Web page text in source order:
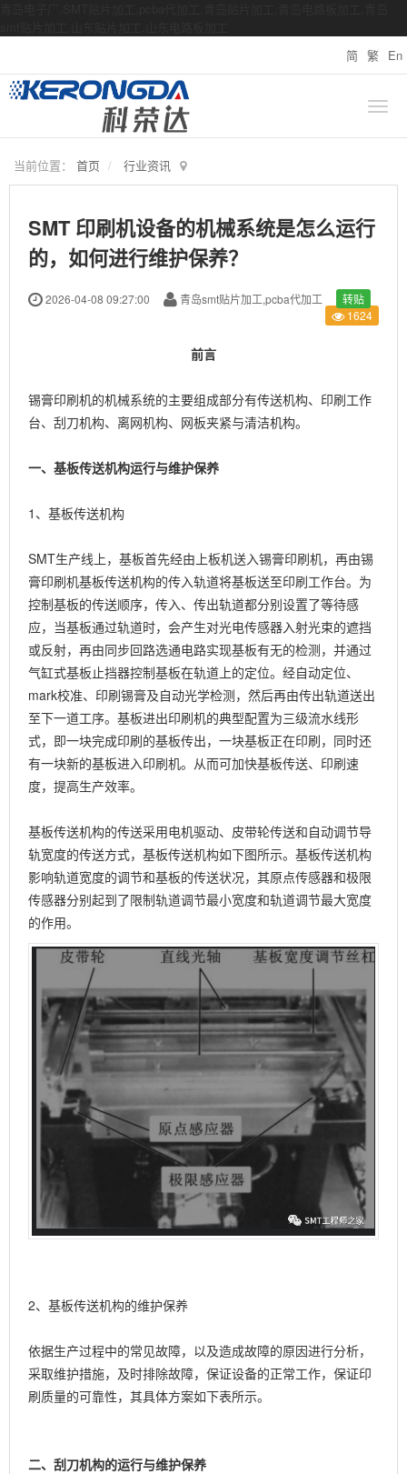
简 繁 En
当前位置： 首页 行业资讯
SMT 印刷机设备的机械系统是怎么运行
的，如何进行维护保养？
2026-04-08 09:27:00 青岛smt贴片加工,pcba代加工
转贴
1624
前言
锡膏印刷机的机械系统的主要组成部分有传送机构、印刷工作
台、刮刀机构、离网机构、网板夹紧与清洁机构。
一、基板传送机构运行与维护保养
1、基板传送机构
SMT生产线上，基板首先经由上板机送入锡膏印刷机，再由锡
膏印刷机基板传送机构的传入轨道将基板送至印刷工作台。为
控制基板的传送顺序，传入、传出轨道都分别设置了等待感
应，当基板通过轨道时，会产生对光电传感器入射光束的遮挡
或反射，再由同步回路选通电路实现基板有无的检测，并通过
气缸式基板止挡器控制基板在轨道上的定位。经自动定位、
mark校准、印刷锡膏及自动光学检测，然后再由传出轨道送出
至下一道工序。基板进出印刷机的典型配置为三级流水线形
式，即一块完成印刷的基板传出，一块基板正在印刷，同时还
有一块新的基板进入印刷机。从而可加快基板传送、印刷速
度，提高生产效率。
基板传送机构的传送采用电机驱动、皮带轮传送和自动调节导
轨宽度的传送方式，基板传送机构如下图所示。基板传送机构
影响轨道宽度的调节和基板的传送状况，其原点传感器和极限
传感器分别起到了限制轨道调节最小宽度和轨道调节最大宽度
的作用。
2、基板传送机构的维护保养
依据生产过程中的常见故障，以及造成故障的原因进行分析，
采取维护措施，及时排除故障，保证设备的正常工作，保证印
刷质量的可靠性，其具体方案如下表所示。
二、刮刀机构的运行与维护保养